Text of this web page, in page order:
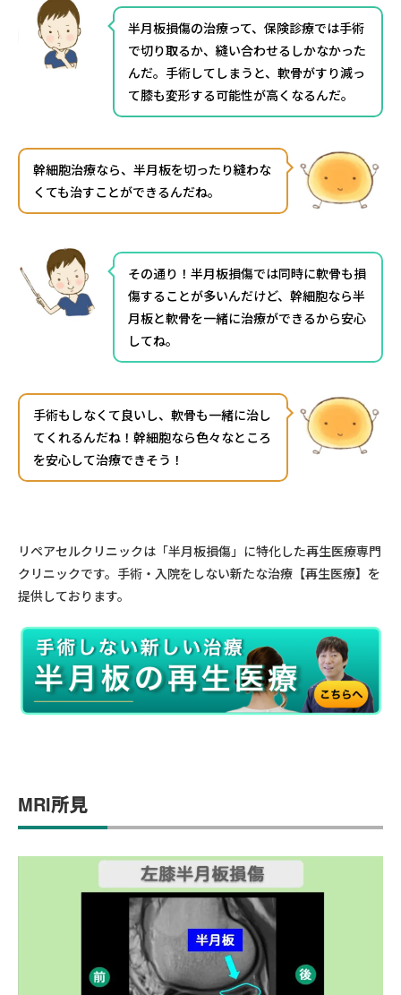
半月板損傷の治療って、保険診療では手術
で切り取るか、縫い合わせるしかなかった
んだ。手術してしまうと、軟骨がすり減っ
て膝も変形する可能性が高くなるんだ。
幹細胞治療なら、半月板を切ったり縫わな
くても治すことができるんだね。
その通り！半月板損傷では同時に軟骨も損
傷することが多いんだけど、幹細胞なら半
月板と軟骨を一緒に治療ができるから安心
してね。
手術もしなくて良いし、軟骨も一緒に治し
てくれるんだね！幹細胞なら色々なところ
を安心して治療できそう！
リペアセルクリニックは「半月板損傷」に特化した再生医療専門
クリニックです。手術・入院をしない新たな治療【再生医療】を
提供しております。
MRI所見